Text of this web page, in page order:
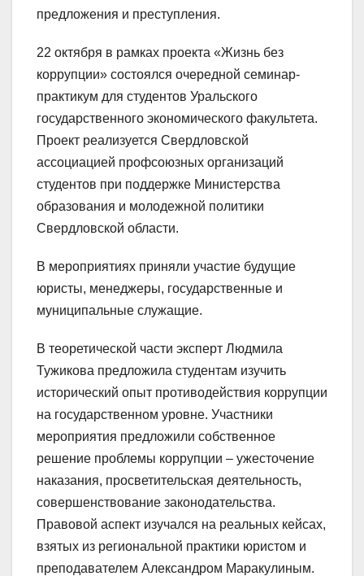
предложения и преступления.
22 октября в рамках проекта «Жизнь без
коррупции» состоялся очередной семинар-
практикум для студентов Уральского
государственного экономического факультета.
Проект реализуется Свердловской
ассоциацией профсоюзных организаций
студентов при поддержке Министерства
образования и молодежной политики
Свердловской области.
В мероприятиях приняли участие будущие
юристы, менеджеры, государственные и
муниципальные служащие.
В теоретической части эксперт Людмила
Тужикова предложила студентам изучить
исторический опыт противодействия коррупции
на государственном уровне. Участники
мероприятия предложили собственное
решение проблемы коррупции – ужесточение
наказания, просветительская деятельность,
совершенствование законодательства.
Правовой аспект изучался на реальных кейсах,
взятых из региональной практики юристом и
преподавателем Александром Маракулиным.